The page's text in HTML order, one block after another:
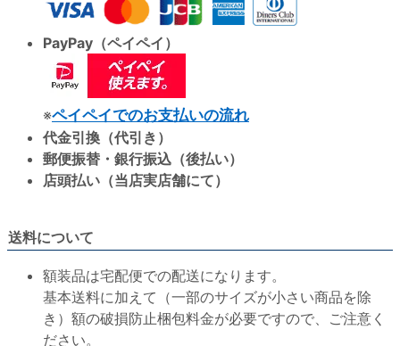
PayPay（ペイペイ）
※ペイペイでのお支払いの流れ
代金引換（代引き）
郵便振替・銀行振込（後払い）
店頭払い（当店実店舗にて）
送料について
額装品は宅配便での配送になります。
基本送料に加えて（一部のサイズが小さい商品を除
き）額の破損防止梱包料金が必要ですので、ご注意く
ださい。